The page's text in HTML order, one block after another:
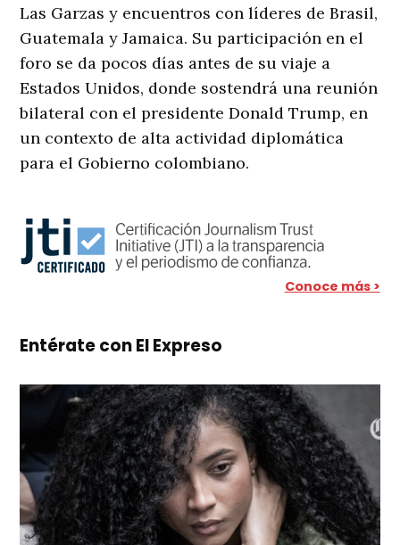
Las Garzas y encuentros con líderes de Brasil,
Guatemala y Jamaica. Su participación en el
foro se da pocos días antes de su viaje a
Estados Unidos, donde sostendrá una reunión
bilateral con el presidente Donald Trump, en
un contexto de alta actividad diplomática
para el Gobierno colombiano.
Conoce más >
Entérate con El Expreso